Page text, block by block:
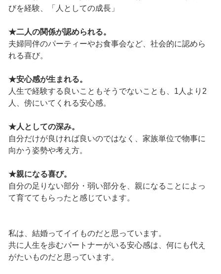
びを経験、「人としての成長」
★二人の関係が認められる。
夫婦同伴のパーティーやお食事会など、社会的に認めら
れる喜び。
★安心感が生まれる。
人生で経験する良いこともそうでないことも、1人より2
人、傍にいてくれる安心感。
★人としての深み。
自分だけが良ければ良いのではなく、家族単位で物事に
向かう姿勢や考え方。
★親になる喜び。
自分の足りない部分・弱い部分を、親になることによっ
て育ててもらったと感じています。
私は、結婚ってイイものだと思っています。
共に人生を歩むパートナーがいる安心感は、何にも代え
がたいものだと思っています。